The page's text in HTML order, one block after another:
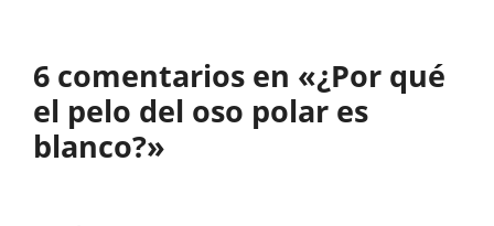
6 comentarios en «¿Por qué
el pelo del oso polar es
blanco?»